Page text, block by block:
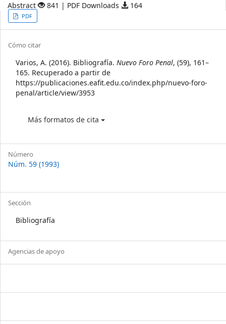
Abstract 841 | PDF Downloads 164
Article
Sidebar
PDF
Article
Details
Cómo citar
Varios, A. (2016). Bibliografía. Nuevo Foro Penal, (59), 161–
165. Recuperado a partir de
https://publicaciones.eafit.edu.co/index.php/nuevo-foro-
penal/article/view/3953
Más formatos de cita
Número
Núm. 59 (1993)
Sección
Bibliografía
Agencias de apoyo